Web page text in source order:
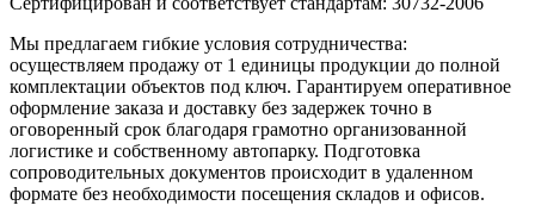
Мы предлагаем гибкие условия сотрудничества:
осуществляем продажу от 1 единицы продукции до полной
комплектации объектов под ключ. Гарантируем оперативное
оформление заказа и доставку без задержек точно в
оговоренный срок благодаря грамотно организованной
логистике и собственному автопарку. Подготовка
сопроводительных документов происходит в удаленном
формате без необходимости посещения складов и офисов.